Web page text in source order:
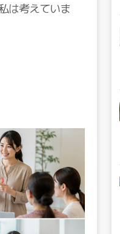
は考えていま